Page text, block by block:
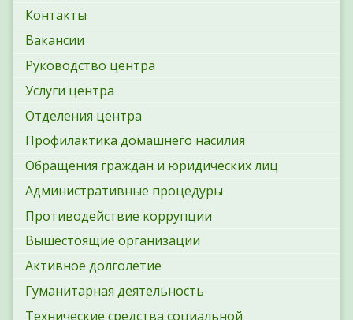
Контакты
Вакансии
Руководство центра
Услуги центра
Отделения центра
Профилактика домашнего насилия
Обращения граждан и юридических лиц
Административные процедуры
Противодействие коррупции
Вышестоящие организации
Активное долголетие
Гуманитарная деятельность
Технические средства социальной